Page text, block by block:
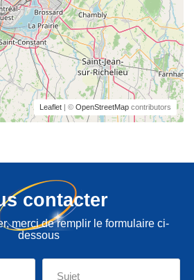
Leaflet | © OpenStreetMap contributors
contacter
merci de remplir le formulaire ci-
dessous